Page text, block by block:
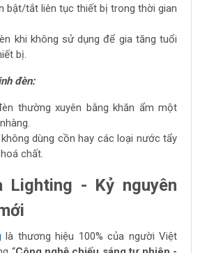
bật/tắt liên tục thiết bị trong thời gian
khi không sử dụng để gia tăng tuổi
bị.
đèn:
thường xuyên bằng khăn ẩm một
dùng cồn hay các loại nước tẩy
chất.
Lighting - Kỷ nguyên
là thương hiệu 100% của người Việt